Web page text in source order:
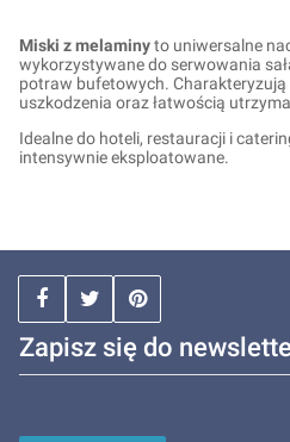
Miski z melaminyto uniwersalne
wykorzystywane do serwowania
potraw bufetowych.
uszkodzenia oraz łatwością
Idealne do hoteli, restauracji i
intensywnie eksploatowane.
Zapisz się do